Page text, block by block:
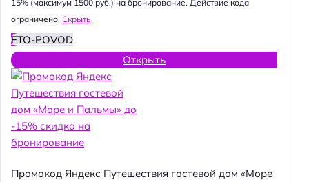
15% (максимум 1500 руб.) на бронирование. Действие кода
ограничено. Скрыть
ETO-POVOD
Открыть
Промокод Яндекс Путешествия гостевой дом «Море